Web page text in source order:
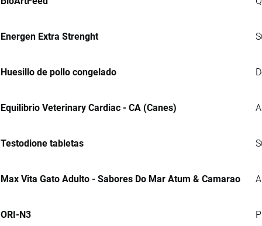
Energen Extra Strenght
Huesillo de pollo congelado
Equilibrio Veterinary Cardiac - CA (Canes)
Testodione tabletas
Max Vita Gato Adulto - Sabores Do Mar Atum & Camarao
ORI-N3